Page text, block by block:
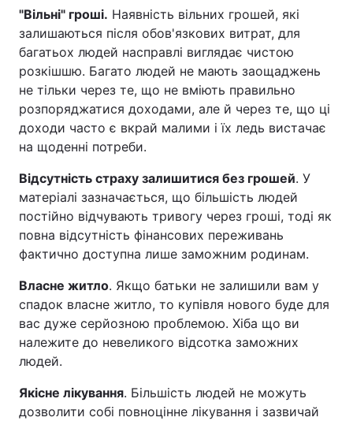
"Вільні" гроші. Наявність вільних грошей, які
залишаються після обов'язкових витрат, для
багатьох людей насправлі виглядає чистою
розкішшю. Багато людей не мають заощаджень
не тільки через те, що не вміють правильно
розпоряджатися доходами, але й через те, що ці
доходи часто є вкрай малими і їх ледь вистачає
на щоденні потреби.
Відсутність страху залишитися без грошей. У
матеріалі зазначається, що більшість людей
постійно відчувають тривогу через гроші, тоді як
повна відсутність фінансових переживань
фактично доступна лише заможним родинам.
Власне житло. Якщо батьки не залишили вам у
спадок власне житло, то купівля нового буде для
вас дуже серйозною проблемою. Хіба що ви
належите до невеликого відсотка заможних
людей.
Якісне лікування. Більшість людей не можуть
дозволити собі повноцінне лікування і зазвичай